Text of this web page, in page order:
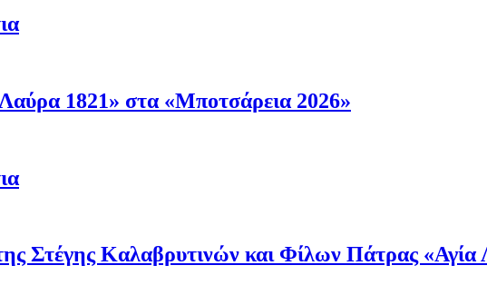
1821» στα «Μποτσάρεια 2026»
Στέγης Καλαβρυτινών και Φίλων Πάτρας «Αγία